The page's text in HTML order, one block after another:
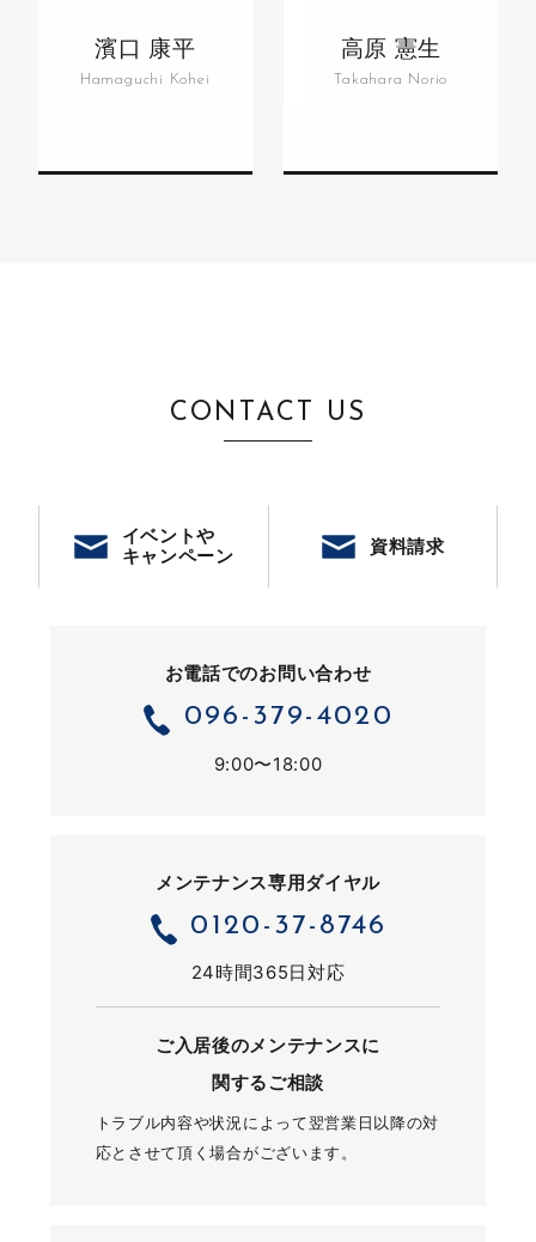
濱口 康平
Hamaguchi Kohei
高原 憲生
Takahara Norio
CONTACT US
イベントや
キャンペーン
資料請求
お電話でのお問い合わせ
096-379-4020
9:00〜18:00
メンテナンス専用ダイヤル
0120-37-8746
24時間365日対応
ご入居後のメンテナンスに
関するご相談
トラブル内容や状況によって翌営業日以降の対
応とさせて頂く場合がございます。